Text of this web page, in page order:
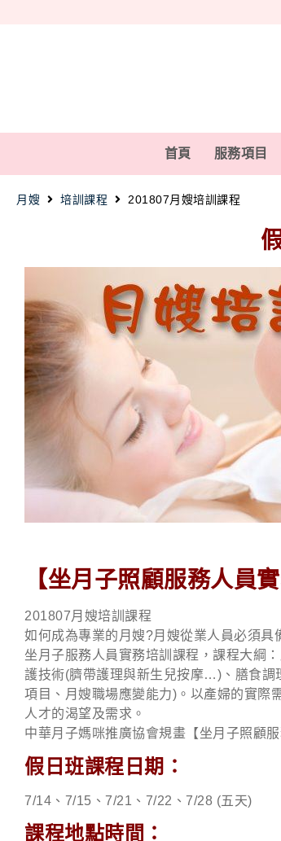
首頁 服務項目
月嫂 培訓課程 201807月嫂培訓課程
【坐月子照顧服務人員
201807月嫂培訓課程
如何成為專業的月嫂?月嫂從業人員必須具
坐月子服務人員實務培訓課程，課程大綱
護技術(臍帶護理與新生兒按摩…)、膳食
項目、月嫂職場應變能力)。以產婦的實際
人才的渴望及需求。
中華月子媽咪推廣協會規畫【坐月子照顧
假日班課程日期：
7/14、7/15、7/21、7/22、7/28 (五天)
課程地點時間：